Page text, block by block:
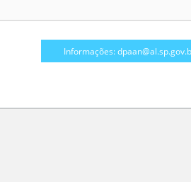
Informações: